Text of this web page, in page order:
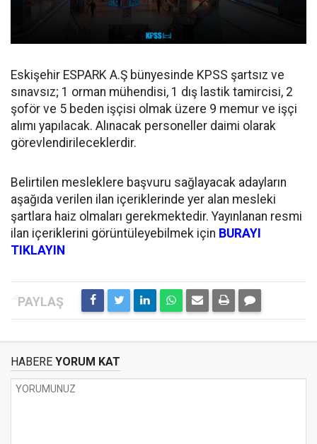
Eskişehir ESPARK A.Ş bünyesinde KPSS şartsız ve
sınavsız; 1 orman mühendisi, 1 dış lastik tamircisi, 2
şoför ve 5 beden işçisi olmak üzere 9 memur ve işçi
alımı yapılacak. Alınacak personeller daimi olarak
görevlendirileceklerdir.
Belirtilen mesleklere başvuru sağlayacak adayların
aşağıda verilen ilan içeriklerinde yer alan mesleki
şartlara haiz olmaları gerekmektedir. Yayınlanan resmi
ilan içeriklerini görüntüleyebilmek için BURAYI
TIKLAYIN
HABERE YORUM KAT